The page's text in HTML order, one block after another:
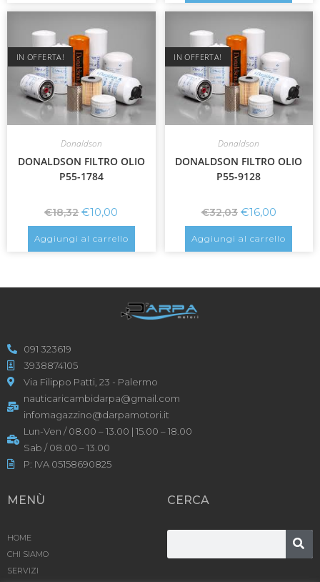
IN OFFERTA!
Donaldson
DONALDSON FILTRO OLIO
P55-1784
€18,32 €10,00
Aggiungi al carrello
IN OFFERTA!
Donaldson
DONALDSON FILTRO OLIO
P55-9128
€32,03 €16,00
Aggiungi al carrello
091 323619
3938874105
Via Filippo Patti, 23 - Palermo
nauticaricambidarpa@gmail.com
infomagazzino@darpamotori.it
Lun-Ven / 08.00 – 13.00 | 15.00 – 18.00
Sab / 08.00 – 13.00
P: IVA 05158690825
MENÙ
HOME
CHI SIAMO
SERVIZI
CERCA